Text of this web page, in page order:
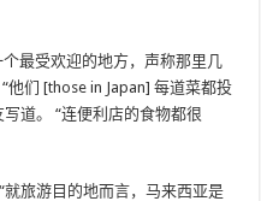
最受欢迎的地方，声称那里几
们 [those in Japan] 每道菜都投
道。 “连便利店的食物都很
旅游目的地而言，马来西亚是